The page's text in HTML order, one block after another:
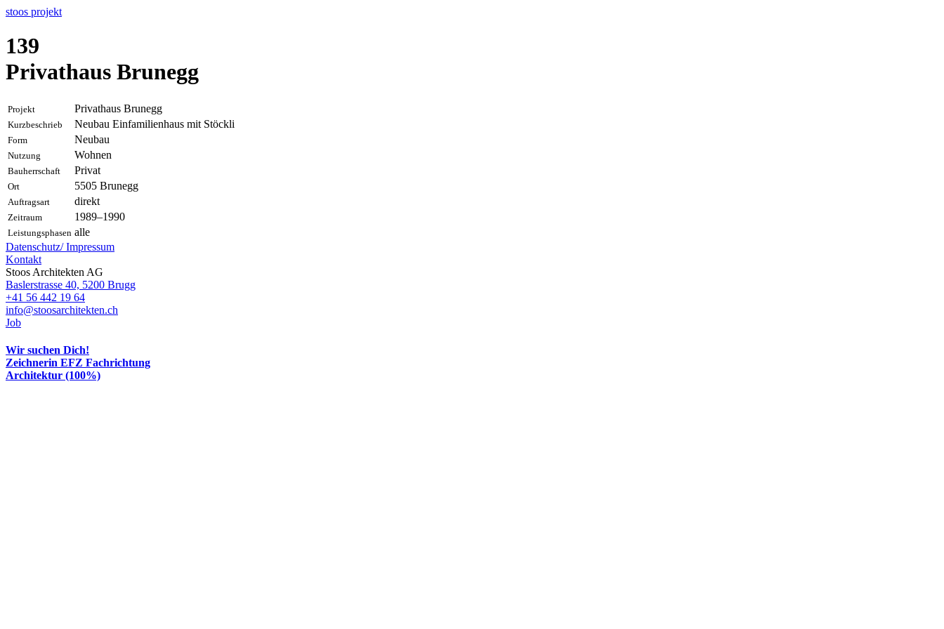
stoos projekt
139
Privathaus Brunegg
Projekt Privathaus Brunegg
Kurzbeschrieb Neubau Einfamilienhaus mit Stöckli
Form Neubau
Nutzung Wohnen
Bauherrschaft Privat
Ort 5505 Brunegg
Auftragsart direkt
Zeitraum 1989–1990
Leistungsphasen alle
Datenschutz/ Impressum
Kontakt
Stoos Architekten AG
Baslerstrasse 40, 5200 Brugg
+41 56 442 19 64
info@stoosarchitekten.ch
Job
Wir suchen Dich!
Zeichnerin EFZ Fachrichtung
Architektur (100%)